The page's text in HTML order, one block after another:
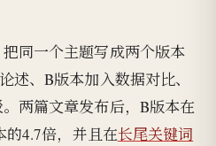
同一个主题写成两个版本
、B版本加入数据对比、
两篇文章发布后，B版本在
的4.7倍，并且在长尾关键词